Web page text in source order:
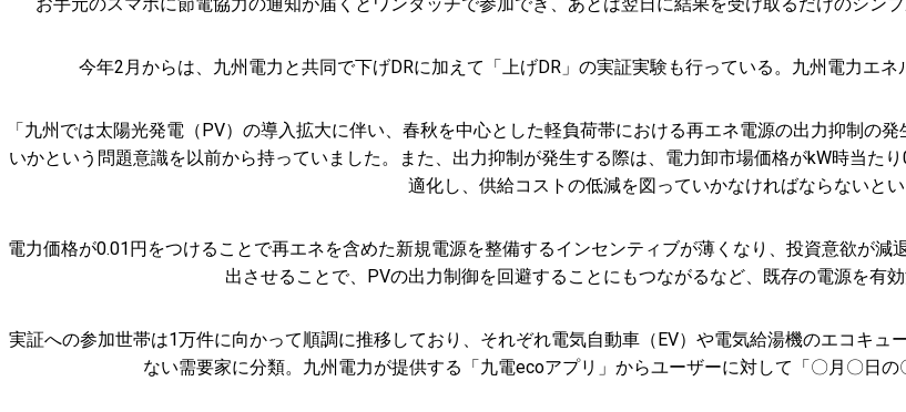
今年2月からは、九州電力と共同で下げDRに加えて「上げDR」の実証実験も行っている。九州電力エ
「九州では太陽光発電（PV）の導入拡大に伴い、春秋を中心とした軽負荷帯における再エネ電源の出力抑制の
いかという問題意識を以前から持っていました。また、出力抑制が発生する際は、電力卸市場価格がkW時当た
適化し、供給コストの低減を図っていかなければならないとい
電力価格が0.01円をつけることで再エネを含めた新規電源を整備するインセンティブが薄くなり、投資意欲が
出させることで、PVの出力制御を回避することにもつながるなど、既存の電源を有
実証への参加世帯は1万件に向かって順調に推移しており、それぞれ電気自動車（EV）や電気給湯機のエコキ
ない需要家に分類。九州電力が提供する「九電ecoアプリ」からユーザーに対して「〇月〇日の